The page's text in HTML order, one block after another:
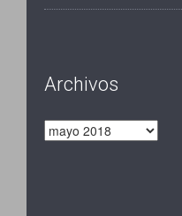
Archivos
Archivos